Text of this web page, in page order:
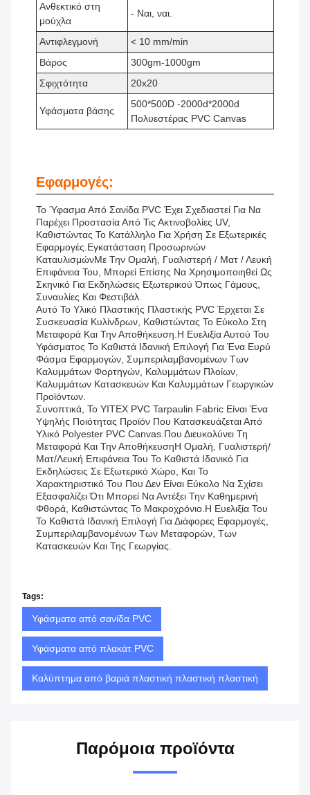
Ανθεκτικό στη
μούχλα
- Ναι, ναι.
Αντιφλεγμονή
< 10 mm/min
Βάρος
300gm-1000gm
Σφιχτότητα
20x20
Υφάσματα βάσης
500*500D -2000d*2000d
Πολυεστέρας PVC Canvas
Εφαρμογές:
Το Ύφασμα Από Σανίδα PVC Έχει Σχεδιαστεί Για Να
Παρέχει Προστασία Από Τις Ακτινοβολίες UV,
Καθιστώντας Το Κατάλληλο Για Χρήση Σε Εξωτερικές
Εφαρμογές.εγκατάσταση Προσωρινών
ΚαταυλισμώνΜε Την Ομαλή, Γυαλιστερή / Ματ / Λευκή
Επιφάνεια Του, Μπορεί Επίσης Να Χρησιμοποιηθεί Ως
Σκηνικό Για Εκδηλώσεις Εξωτερικού Όπως Γάμους,
Συναυλίες Και Φεστιβάλ.
Αυτό Το Υλικό Πλαστικής Πλαστικής PVC Έρχεται Σε
Συσκευασία Κυλίνδρων, Καθιστώντας Το Εύκολο Στη
Μεταφορά Και Την Αποθήκευση.Η Ευελιξία Αυτού Του
Υφάσματος Το Καθιστά Ιδανική Επιλογή Για Ένα Ευρύ
Φάσμα Εφαρμογών, Συμπεριλαμβανομένων Των
Καλυμμάτων Φορτηγών, Καλυμμάτων Πλοίων,
Καλυμμάτων Κατασκευών Και Καλυμμάτων Γεωργικών
Προϊόντων.
Συνοπτικά, Το YITEX PVC Tarpaulin Fabric Είναι Ένα
Υψηλής Ποιότητας Προϊόν Που Κατασκευάζεται Από
Υλικό Polyester PVC Canvas.που Διευκολύνει Τη
Μεταφορά Και Την ΑποθήκευσηΗ Ομαλή, Γυαλιστερή/
Ματ/λευκή Επιφάνεια Του Το Καθιστά Ιδανικό Για
Εκδηλώσεις Σε Εξωτερικό Χώρο, Και Το
Χαρακτηριστικό Του Που Δεν Είναι Εύκολο Να Σχίσει
Εξασφαλίζει Ότι Μπορεί Να Αντέξει Την Καθημερινή
Φθορά, Καθιστώντας Το Μακροχρόνιο.Η Ευελιξία Του
Το Καθιστά Ιδανική Επιλογή Για Διάφορες Εφαρμογές,
Συμπεριλαμβανομένων Των Μεταφορών, Των
Κατασκευών Και Της Γεωργίας.
Tags:
Υφάσματα από σανίδα PVC
Υφάσματα από πλακάτ PVC
Καλύπτημα από βαριά πλαστική πλαστική πλαστική
Παρόμοια προϊόντα